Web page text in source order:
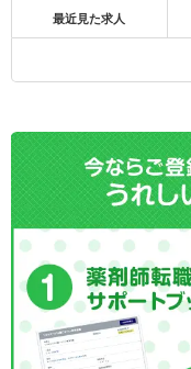
最近見た求人